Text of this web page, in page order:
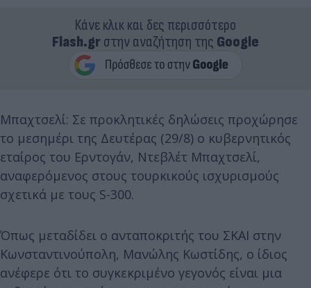
Κάνε κλικ και δες περισσότερο
Flash.grστην αναζήτηση της Google
Μπαχτσελί: Σε προκλητικές δηλώσεις προχώρησε
το μεσημέρι της Δευτέρας (29/8) ο κυβερνητικός
εταίρος του Ερντογάν, Ντεβλέτ Μπαχτσελί,
αναφερόμενος στους τουρκικούς ισχυρισμούς
σχετικά με τους S-300.
Όπως μεταδίδει ο ανταποκριτής του ΣΚΑΙ στην
Κωνσταντινούπολη, Μανώλης Κωστίδης, ο ίδιος
ανέφερε ότι το συγκεκριμένο γεγονός είναι μια